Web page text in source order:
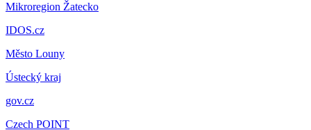
Mikroregion Žatecko
IDOS.cz
Město Louny
Ústecký kraj
gov.cz
Czech POINT